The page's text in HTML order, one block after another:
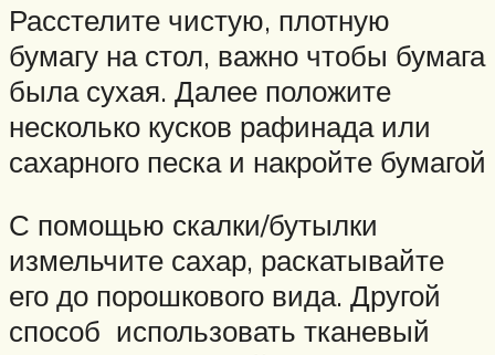
Расстелите чистую, плотную
бумагу на стол, важно чтобы бумага
была сухая. Далее положите
несколько кусков рафинада или
сахарного песка и накройте бумагой
С помощью скалки/бутылки
измельчите сахар, раскатывайте
его до порошкового вида. Другой
способ использовать тканевый